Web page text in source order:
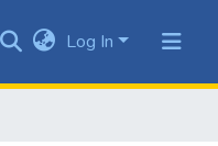
Log In